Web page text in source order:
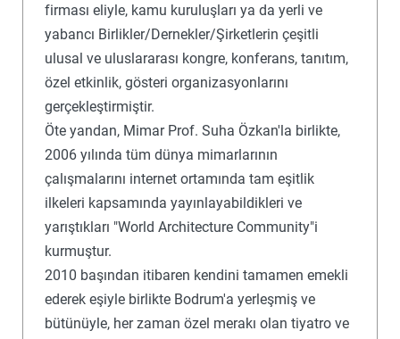
firması eliyle, kamu kuruluşları ya da yerli ve
yabancı Birlikler/Dernekler/Şirketlerin çeşitli
ulusal ve uluslararası kongre, konferans, tanıtım,
özel etkinlik, gösteri organizasyonlarını
gerçekleştirmiştir.
Öte yandan, Mimar Prof. Suha Özkan'la birlikte,
2006 yılında tüm dünya mimarlarının
çalışmalarını internet ortamında tam eşitlik
ilkeleri kapsamında yayınlayabildikleri ve
yarıştıkları "World Architecture Community"i
kurmuştur.
2010 başından itibaren kendini tamamen emekli
ederek eşiyle birlikte Bodrum'a yerleşmiş ve
bütünüyle, her zaman özel merakı olan tiyatro ve